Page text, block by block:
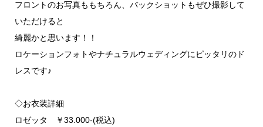
フロントのお写真ももちろん、バックショットもぜひ撮影して
いただけると
綺麗かと思います！！
ロケーションフォトやナチュラルウェディングにピッタリのド
レスです♪
◇お衣装詳細
ロゼッタ ￥33.000-(税込)